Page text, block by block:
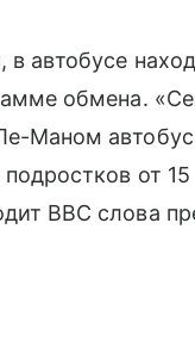
в автобусе
обмена.
Маном автобус
подростков от
BBC слова